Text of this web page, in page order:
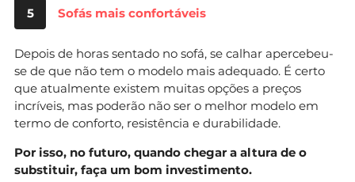
5 Sofás mais confortáveis
Depois de horas sentado no sofá, se calhar apercebeu-
se de que não tem o modelo mais adequado. É certo
que atualmente existem muitas opções a preços
incríveis, mas poderão não ser o melhor modelo em
termo de conforto, resistência e durabilidade.
Por isso, no futuro, quando chegar a altura de o
substituir, faça um bom investimento.